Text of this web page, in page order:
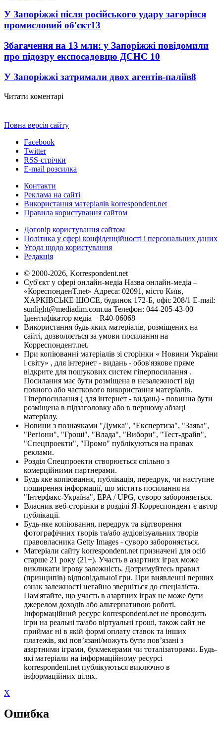
У Запоріжжі після російського удару загорівся
промисловий об'єкт13
Збагачення на 13 млн: у Запоріжжі повідомили
про підозру експосадовцю ДСНС 10
У Запоріжжі затримали двох агентів-паліїв8
Читати коментарі
Повна версія сайту
Facebook
Twitter
RSS-стрічки
E-mail розсилка
Контакти
Реклама на сайті
Використання матеріалів korrespondent.net
Правила користування сайтом
Договір користування сайтом
Політика у сфері конфіденційності і персональних даних
Угода щодо користування
Редакція
© 2000-2026, Korrespondent.net
Суб'єкт у сфері онлайн-медіа Назва онлайн-медіа –
«КореспонденТ.net» Адреса: 02091, місто Київ,
ХАРКІВСЬКЕ ШОСЕ, будинок 172-Б, офіс 208/1 E-mail:
sunlight@mediadim.com.ua Телефон: 044-205-43-00
Ідентифікатор медіа – R40-06068
Використання будь-яких матеріалів, розміщених на
сайті, дозволяється за умови посилання на
Корреспондент.net.
При копіюванні матеріалів зі сторінки « Новини України
і світу» , для інтернет - видань - обов'язкове пряме
відкрите для пошукових систем гіперпосилання .
Посилання має бути розміщена в незалежності від
повного або часткового використання матеріалів.
Гіперпосилання ( для інтернет - видань) - повинна бути
розміщена в підзаголовку або в першому абзаці
матеріалу.
Новини з позначками "Думка", "Експертиза", "Заява",
"Регіони", "Гроші", "Влада", "Вибори", "Тест-драйв",
"Спецпроекти", "Промо" публікуються на правах
реклами.
Розділ Спецпроекти створюється спільно з
комерційними партнерами.
Будь яке копіювання, публікація, передрук, чи наступне
поширення інформації, що містить посилання на
"Інтерфакс-Україна", EPA / UPG, суворо забороняється.
Власник веб-сторінки в розділі Я-Корреспондент є автор
публікації.
Будь-яке копіювання, передрук та відтворення
фотографічних творів та/або аудіовізуальних творів
правовласника Getty Images - суворо забороняється.
Матеріали сайту korrespondent.net призначені для осіб
старше 21 року (21+). Участь в азартних іграх може
викликати ігрову залежність. Дотримуйтесь правил
(принципів) відповідальної гри. При виявленні перших
ознак залежності негайно зверніться до спеціаліста.
Пам'ятайте, що участь в азартних іграх не може бути
джерелом доходів або альтернативою роботі.
Інформаційний ресурс korrespondent.net не проводить
ігри на реальні та/або віртуальні гроші, також сайт не
приймає ні в якій формі оплату ставок та інших
платежів, які пов’язані/можуть бути пов’язані з
азартними іграми, букмекерами чи тоталізаторами. Будь-
які матеріали на інформаційному ресурсі
korrespondent.net публікуються виключно в
інформаційних цілях.
X
Ошибка